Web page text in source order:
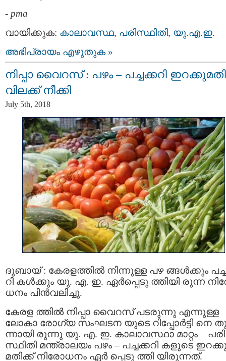
- pma
വായിക്കുക: കാലാവസ്ഥ, പരിസ്ഥിതി, യു.എ.ഇ.
അഭിപ്രായം എഴുതുക »
നിപ്പാ വൈറസ് : പഴം – പച്ചക്കറി ഇറക്കുമതി
വിലക്ക്​ നീക്കി
July 5th, 2018
ദുബായ് : കേരളത്തിൽ നിന്നുള്ള പഴ ങ്ങൾക്കും
റി കൾക്കും യു. എ. ഇ. ഏർപ്പെടു ത്തിയി രുന്ന
ധനം പിൻവലിച്ചു.
കേരള ത്തിൽ നിപ്പാ വൈറസ് പടരുന്നു എന്നുള്ള
ലോകാ രോഗ്യ സംഘടന യുടെ റിപ്പോർട്ടി നെ
ന്നായി രുന്നു യു. എ. ഇ. കാലാവസ്ഥാ മാറ്റം – പരി
സ്ഥിതി മന്ത്രാലയം പഴം – പച്ചക്കറി കളുടെ
മതിക്ക് നിരോധനം ഏര്‍ പ്പെടു ത്തി യിരുന്നത്.